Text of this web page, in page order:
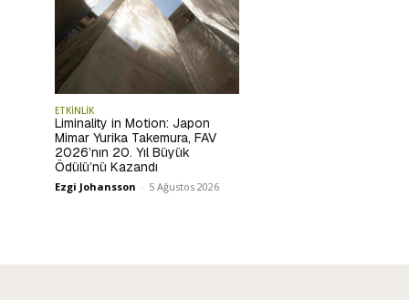
ETKİNLİK
Liminality in Motion: Japon
Mimar Yurika Takemura, FAV
2026’nın 20. Yıl Büyük
Ödülü’nü Kazandı
Ezgi Johansson - 5 Ağustos 2026